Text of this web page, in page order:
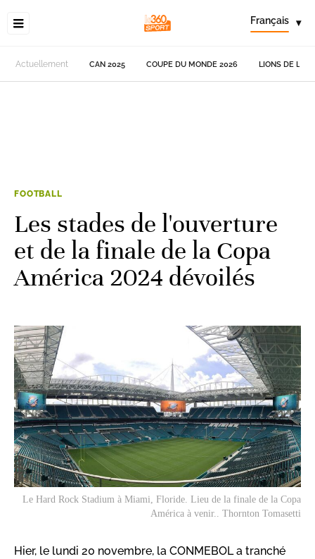
Français ▾
Actuellement CAN 2025 COUPE DU MONDE 2026 LIONS DE
FOOTBALL
Les stades de l'ouverture
et de la finale de la Copa
América 2024 dévoilés
Le Hard Rock Stadium à Miami, Floride. Lieu de la finale de la Copa
América à venir.. Thornton Tomasetti
Hier, le lundi 20 novembre, la CONMEBOL a tranché